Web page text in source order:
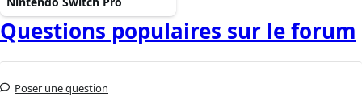
Questions populaires sur le forum
Poser une question